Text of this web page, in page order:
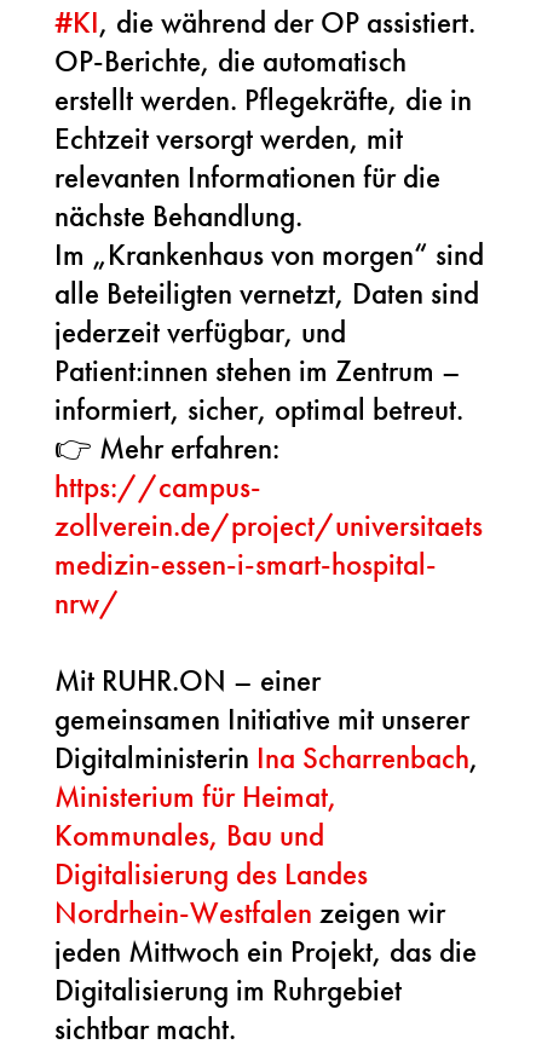
#KI, die während der OP assistiert.
OP-Berichte, die automatisch
erstellt werden. Pflegekräfte, die in
Echtzeit versorgt werden, mit
relevanten Informationen für die
nächste Behandlung.
Im „Krankenhaus von morgen“ sind
alle Beteiligten vernetzt, Daten sind
jederzeit verfügbar, und
Patient:innen stehen im Zentrum –
informiert, sicher, optimal betreut.
👉 Mehr erfahren:
https://campus-
zollverein.de/project/universitaets
medizin-essen-i-smart-hospital-
nrw/
Mit RUHR.ON – einer
gemeinsamen Initiative mit unserer
Digitalministerin Ina Scharrenbach,
Ministerium für Heimat,
Kommunales, Bau und
Digitalisierung des Landes
Nordrhein-Westfalen zeigen wir
jeden Mittwoch ein Projekt, das die
Digitalisierung im Ruhrgebiet
sichtbar macht.